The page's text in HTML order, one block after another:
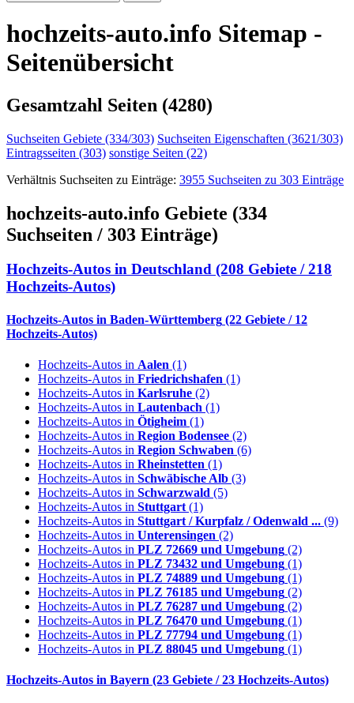
hochzeits-auto.info Sitemap -
Seitenübersicht
Gesamtzahl Seiten (4280)
Suchseiten Gebiete (334/303) Suchseiten Eigenschaften (3621/303)
Eintragsseiten (303) sonstige Seiten (22)
Verhältnis Suchseiten zu Einträge: 3955 Suchseiten zu 303 Einträge
hochzeits-auto.info Gebiete (334
Suchseiten / 303 Einträge)
Hochzeits-Autos in Deutschland (208 Gebiete / 218
Hochzeits-Autos)
Hochzeits-Autos in Baden-Württemberg (22 Gebiete / 12
Hochzeits-Autos)
Hochzeits-Autos in Aalen (1)
Hochzeits-Autos in Friedrichshafen (1)
Hochzeits-Autos in Karlsruhe (2)
Hochzeits-Autos in Lautenbach (1)
Hochzeits-Autos in Ötigheim (1)
Hochzeits-Autos in Region Bodensee (2)
Hochzeits-Autos in Region Schwaben (6)
Hochzeits-Autos in Rheinstetten (1)
Hochzeits-Autos in Schwäbische Alb (3)
Hochzeits-Autos in Schwarzwald (5)
Hochzeits-Autos in Stuttgart (1)
Hochzeits-Autos in Stuttgart / Kurpfalz / Odenwald ... (9)
Hochzeits-Autos in Unterensingen (2)
Hochzeits-Autos in PLZ 72669 und Umgebung (2)
Hochzeits-Autos in PLZ 73432 und Umgebung (1)
Hochzeits-Autos in PLZ 74889 und Umgebung (1)
Hochzeits-Autos in PLZ 76185 und Umgebung (2)
Hochzeits-Autos in PLZ 76287 und Umgebung (2)
Hochzeits-Autos in PLZ 76470 und Umgebung (1)
Hochzeits-Autos in PLZ 77794 und Umgebung (1)
Hochzeits-Autos in PLZ 88045 und Umgebung (1)
Hochzeits-Autos in Bayern (23 Gebiete / 23 Hochzeits-Autos)